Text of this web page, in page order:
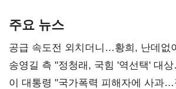
주요 뉴스
공급 속도전 외치더니…황희, 난데없
리모델링' 제안
송영길 측 "정청래, 국힘 '역선택' 대
총선 지휘 못해"
이 대통령 "국가폭력 피해자에 사과…